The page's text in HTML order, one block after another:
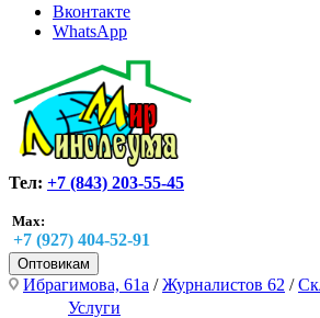
Вконтакте
WhatsApp
Тел: +7 (843) 203-55-45
Max:
+7 (927) 404-52-91
Оптовикам
Ибрагимова, 61а /Журналистов 62 /
Услуги